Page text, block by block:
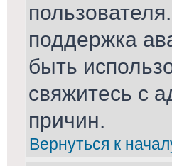
поддержка
быть
свяжитесь с
причин.
Вернуться к